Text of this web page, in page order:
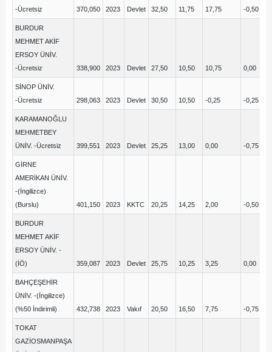
-Ücretsiz
370,050 2023 Devlet 32,50 11,75 17,75 -0,50
BURDUR
MEHMET AKİF
ERSOY ÜNİV.
-Ücretsiz
338,900 2023 Devlet 27,50 10,50 10,75 0,00
SİNOP ÜNİV.
-Ücretsiz
298,063 2023 Devlet 30,50 10,50 -0,25 -0,25
KARAMANOĞLU
MEHMETBEY
ÜNİV. -Ücretsiz
399,551 2023 Devlet 25,25 13,00 0,00 -0,75
GİRNE
AMERİKAN ÜNİV.
-(İngilizce)
(Burslu)
401,150 2023 KKTC 20,25 14,25 2,00 -0,50
BURDUR
MEHMET AKİF
ERSOY ÜNİV. -
(İÖ)
359,087 2023 Devlet 25,75 10,25 3,25 0,00
BAHÇEŞEHİR
ÜNİV. -(İngilizce)
(%50 İndirimli)
432,738 2023 Vakıf 20,50 16,50 7,75 -0,75
TOKAT
GAZİOSMANPAŞA